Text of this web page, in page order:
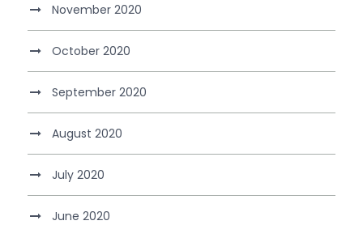
November 2020
October 2020
September 2020
August 2020
July 2020
June 2020